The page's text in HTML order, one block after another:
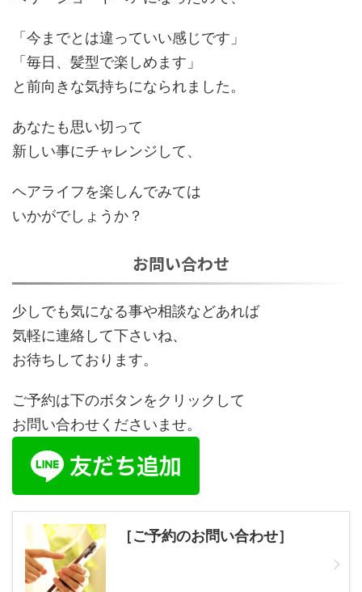
「今までとは違っていい感じです」
「毎日、髪型で楽しめます」
と前向きな気持ちになられました。
あなたも思い切って
新しい事にチャレンジして、
ヘアライフを楽しんでみては
いかがでしょうか？
お問い合わせ
少しでも気になる事や相談などあれば
気軽に連絡して下さいね、
お待ちしております。
ご予約は下のボタンをクリックして
お問い合わせくださいませ。
［ご予約のお問い合わせ］